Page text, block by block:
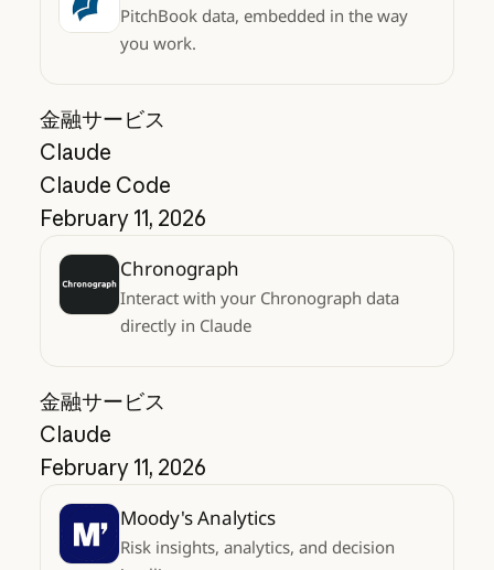
PitchBook data, embedded in the way
you work.
金融サービス
Claude
Claude Code
February 11, 2026
Chronograph
Interact with your Chronograph data
directly in Claude
金融サービス
Claude
February 11, 2026
Moody's Analytics
Risk insights, analytics, and decision